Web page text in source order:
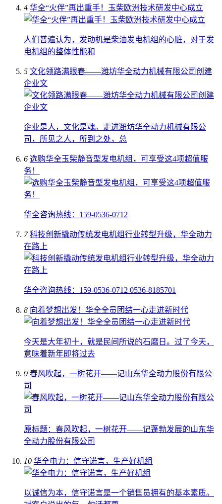
4 华全“火伴”再出重手！玉柴欧洲技术研发中心成立
人们普遍认为，发动机是柴油发电机组的心脏，对于发
电机组的整体性能和
5 文化领路满眼春——潍坊华全动力机械有限公司创建
企业文
企业是人，文化是魂。走进潍坊华全动力机械有限公
司，所见之人，所到之处，总
6 选购华全玉柴静音型发电机组，可享受这4项超值服
务！
华全咨询热线：159-0536-0712
7 科技创新撬动传统发电机组行业转型升级，华全动力
在路上
华全咨询热线：159-0536-0712 0536-8185701
8 向着梦想出发！华全全员团结一心走进新时代
今天是大年初十，就是民间所说的石磨日。过了今天，
意味着新年即将过去
9 春风吹起，一树花开——记山东华全动力股份有限公
司
原标题：春风吹起，一树花开——记蓬勃发展的山东华
全动力股份有限公司
10 华全电力：信守诺言，生产好机组
以诚信为本，信守诺言是一个销售员拥有的基本素质。